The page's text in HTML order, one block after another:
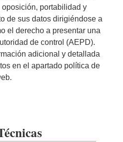
portabilidad y
de sus datos dirigiéndose a
el derecho a presentar una
de control (AEPD).
adicional y detallada
en el apartado política de